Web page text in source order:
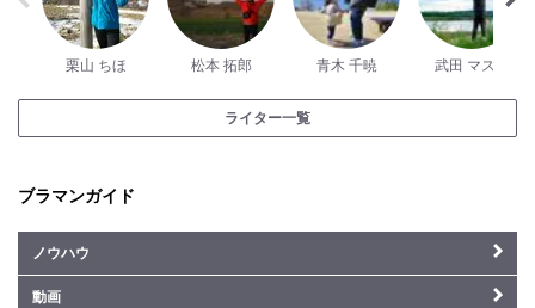
栗山 ちほ 松本 拓郎 青木 千暁 武田 マスオ
ライター一覧
ブラマンガイド
ノウハウ
動画